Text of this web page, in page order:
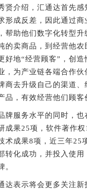
贤介绍，汇通达首先感
形成反差，因此通过
帮助他们数字化转型升
卖商品，到经营他农
好地“经营顾客”，创
，为产业链各端合作
商去升级自己的渠道、
，有效经营他们顾客
服务水平的同时，也
成果25项，软件著作
术成果8项，近三年25
转化成功，并投入使用
。
表示将会更多关注新